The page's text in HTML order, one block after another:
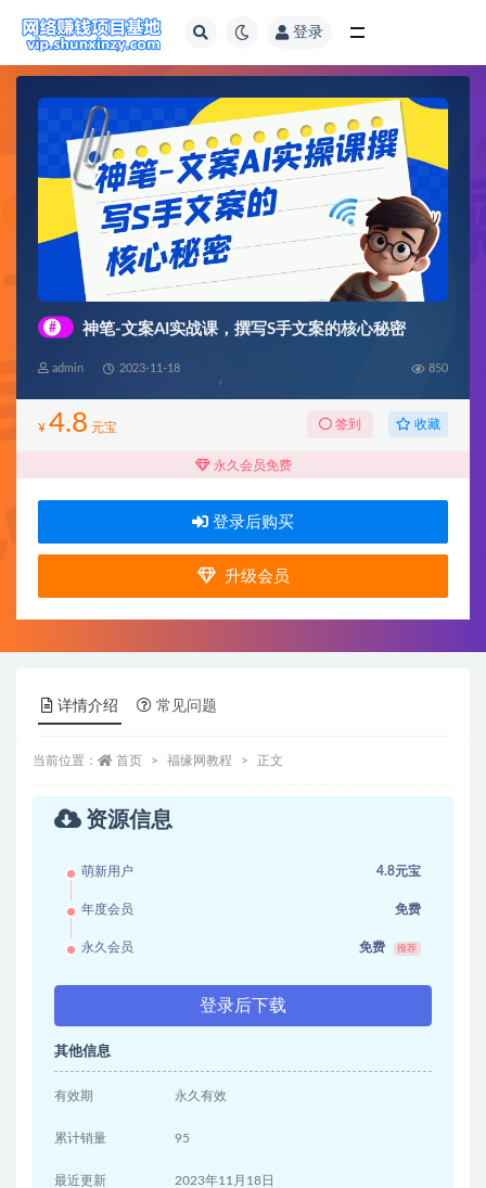
登录
# 神笔-文案AI实战课，撰写S手文案的核心秘密
admin 2023-11-18 850
¥ 4.8 元宝 签到 收藏
永久会员免费
登录后购买
升级会员
详情介绍 常见问题
当前位置： 首页 福缘网教程 正文
资源信息
萌新用户 4.8元宝
年度会员 免费
永久会员 免费 推荐
登录后下载
其他信息
有效期 永久有效
累计销量 95
最近更新 2023年11月18日